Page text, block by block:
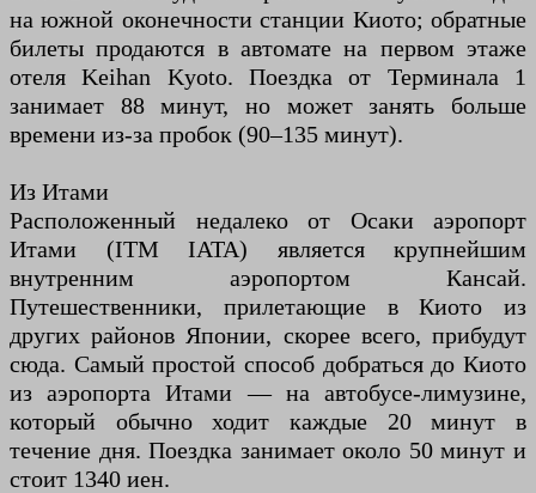
на южной оконечности станции Киото; обратные
билеты продаются в автомате на первом этаже
отеля Keihan Kyoto. Поездка от Терминала 1
занимает 88 минут, но может занять больше
времени из-за пробок (90–135 минут).
Из Итами
Расположенный недалеко от Осаки аэропорт
Итами (ITM IATA) является крупнейшим
внутренним аэропортом Кансай.
Путешественники, прилетающие в Киото из
других районов Японии, скорее всего, прибудут
сюда. Самый простой способ добраться до Киото
из аэропорта Итами — на автобусе-лимузине,
который обычно ходит каждые 20 минут в
течение дня. Поездка занимает около 50 минут и
стоит 1340 иен.